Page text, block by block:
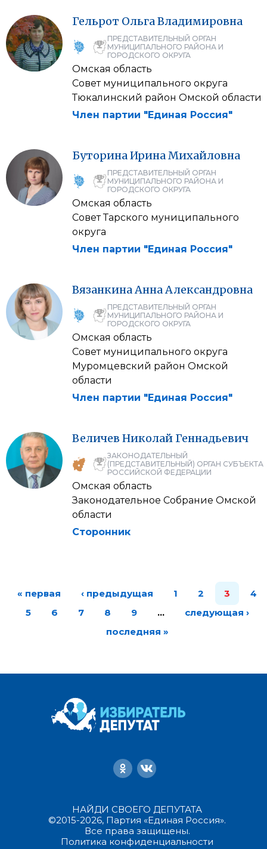
Гельрот ОльгаВладимировна
ПРЕДСТАВИТЕЛЬНЫЙ ОРГАН
МУНИЦИПАЛЬНОГО РАЙОНА И
ГОРОДСКОГО ОКРУГА
Омская область
Совет муниципального округа
Тюкалинский район Омской области
Член партии "Единая Россия"
БуторинаИринаМихайловна
ПРЕДСТАВИТЕЛЬНЫЙ ОРГАН
МУНИЦИПАЛЬНОГО РАЙОНА И
ГОРОДСКОГО ОКРУГА
Омская область
Совет Тарского муниципального
округа
Член партии "Единая Россия"
ВязанкинаАннаАлександровна
ПРЕДСТАВИТЕЛЬНЫЙ ОРГАН
МУНИЦИПАЛЬНОГО РАЙОНА И
ГОРОДСКОГО ОКРУГА
Омская область
Совет муниципального округа
Муромцевский район Омской
области
Член партии "Единая Россия"
Величев Николай Геннадьевич
ЗАКОНОДАТЕЛЬНЫЙ
(ПРЕДСТАВИТЕЛЬНЫЙ) ОРГАН СУБЪЕКТА
РОССИЙСКОЙ ФЕДЕРАЦИИ
Омская область
Законодательное Собрание Омской
области
Сторонник
« первая ‹ предыдущая 1 2 3
4
5
6 7 8 9 …
следующая ›
последняя »
НАЙДИ СВОЕГО ДЕПУТАТА
©2015-2026, Партия «Единая Россия».
Все права защищены.
Политика конфиденциальности